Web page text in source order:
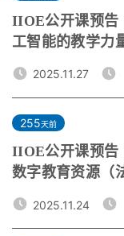
IIOE公开课预告
工智能的教学力
2025.11.27
255天前
IIOE公开课预告
数字教育资源（
2025.11.24